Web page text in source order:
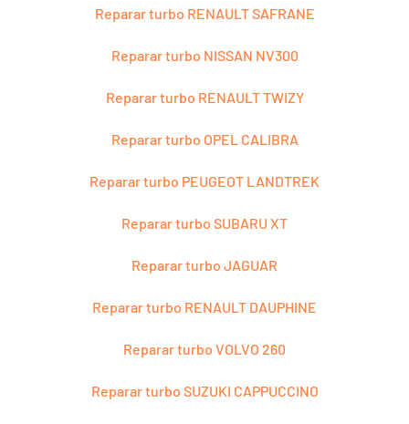
Reparar turbo RENAULT SAFRANE
Reparar turbo NISSAN NV300
Reparar turbo RENAULT TWIZY
Reparar turbo OPEL CALIBRA
Reparar turbo PEUGEOT LANDTREK
Reparar turbo SUBARU XT
Reparar turbo JAGUAR
Reparar turbo RENAULT DAUPHINE
Reparar turbo VOLVO 260
Reparar turbo SUZUKI CAPPUCCINO